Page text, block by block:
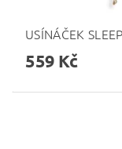
USÍNÁČEK
559 Kč